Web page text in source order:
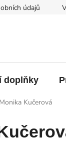
údajů
doplňky
Monika Kučerová